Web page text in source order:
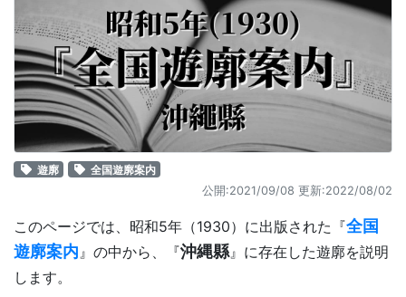
遊廓
全国遊廓案内
公開:2021/09/08 更新:2022/08/02
このページでは、昭和5年（1930）に出版された『全国
遊廓案内』の中から、『沖縄縣』に存在した遊廓を説明
します。